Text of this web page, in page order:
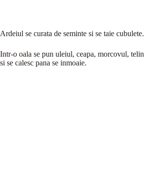
Ardeiul se curata de seminte si se taie cubulete.
Intr-o oala se pun uleiul, ceapa, morcovul,
si se calesc pana se inmoaie.